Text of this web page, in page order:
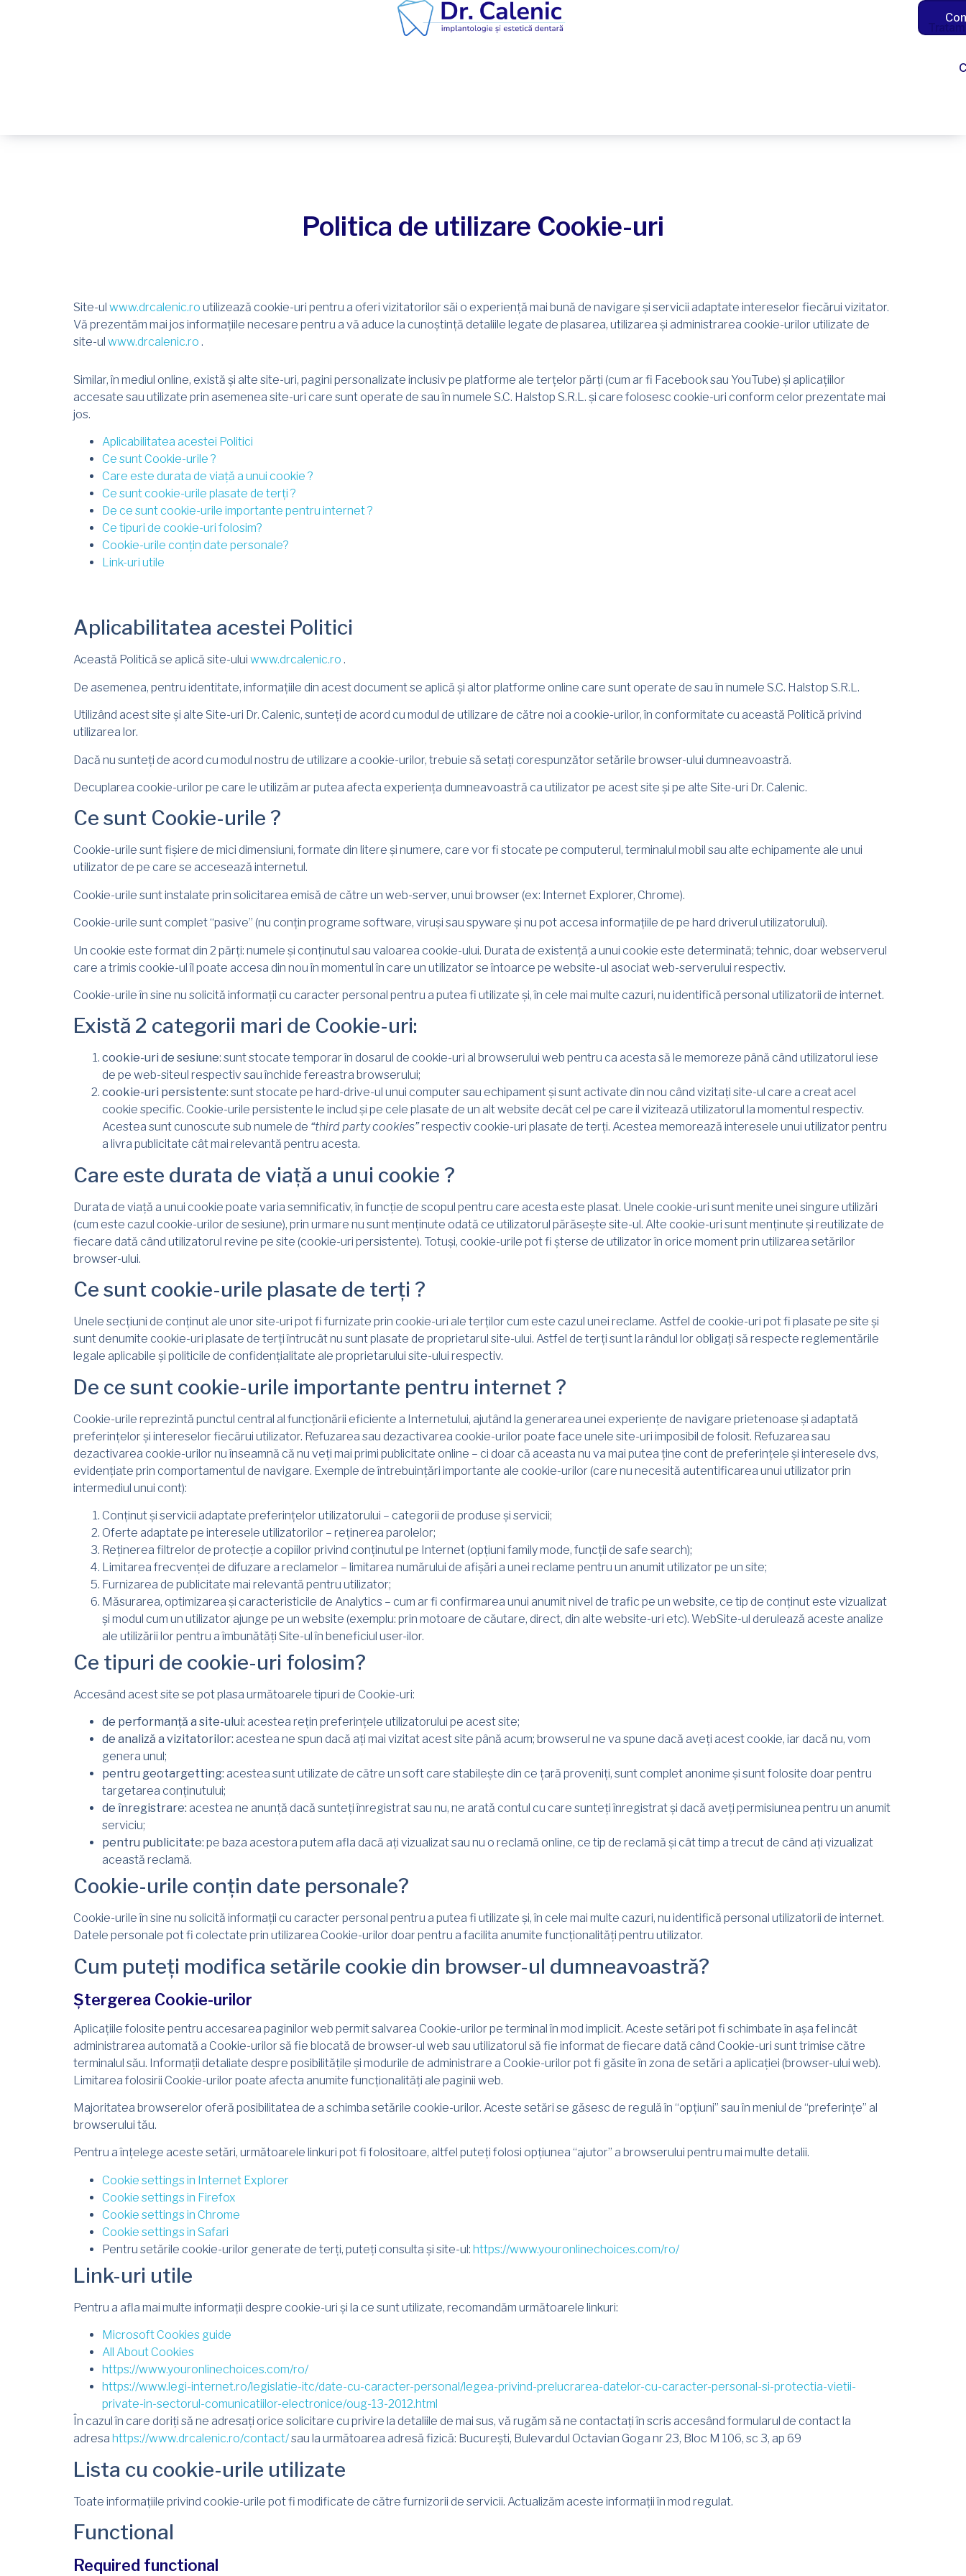
Politica de utilizare Cookie-uri
Site-ul www.drcalenic.ro utilizează cookie-uri pentru a oferi vizitatorilor săi o experiență mai bună de navigare și servicii adaptate intereselor fiecărui vizitator.
Vă prezentăm mai jos informațiile necesare pentru a vă aduce la cunoștință detaliile legate de plasarea, utilizarea și administrarea cookie-urilor utilizate de
site-ul www.drcalenic.ro .
Similar, în mediul online, există și alte site-uri, pagini personalizate inclusiv pe platforme ale terțelor părți (cum ar fi Facebook sau YouTube) și aplicațiilor
accesate sau utilizate prin asemenea site-uri care sunt operate de sau în numele S.C. Halstop S.R.L. și care folosesc cookie-uri conform celor prezentate mai
jos.
Aplicabilitatea acestei Politici
Ce sunt Cookie-urile ?
Care este durata de viață a unui cookie ?
Ce sunt cookie-urile plasate de terți ?
De ce sunt cookie-urile importante pentru internet ?
Ce tipuri de cookie-uri folosim?
Cookie-urile conțin date personale?
Link-uri utile
Aplicabilitatea acestei Politici
Această Politică se aplică site-ului www.drcalenic.ro .
De asemenea, pentru identitate, informațiile din acest document se aplică și altor platforme online care sunt operate de sau în numele S.C. Halstop S.R.L.
Utilizând acest site și alte Site-uri Dr. Calenic, sunteți de acord cu modul de utilizare de către noi a cookie-urilor, în conformitate cu această Politică privind
utilizarea lor.
Dacă nu sunteți de acord cu modul nostru de utilizare a cookie-urilor, trebuie să setați corespunzător setările browser-ului dumneavoastră.
Decuplarea cookie-urilor pe care le utilizăm ar putea afecta experiența dumneavoastră ca utilizator pe acest site și pe alte Site-uri Dr. Calenic.
Ce sunt Cookie-urile ?
Cookie-urile sunt fișiere de mici dimensiuni, formate din litere și numere, care vor fi stocate pe computerul, terminalul mobil sau alte echipamente ale unui
utilizator de pe care se accesează internetul.
Cookie-urile sunt instalate prin solicitarea emisă de către un web-server, unui browser (ex: Internet Explorer, Chrome).
Cookie-urile sunt complet “pasive” (nu conțin programe software, viruși sau spyware și nu pot accesa informațiile de pe hard driverul utilizatorului).
Un cookie este format din 2 părți: numele și conținutul sau valoarea cookie-ului. Durata de existență a unui cookie este determinată; tehnic, doar webserverul
care a trimis cookie-ul îl poate accesa din nou în momentul în care un utilizator se întoarce pe website-ul asociat web-serverului respectiv.
Cookie-urile în sine nu solicită informații cu caracter personal pentru a putea fi utilizate și, în cele mai multe cazuri, nu identifică personal utilizatorii de internet.
Există 2 categorii mari de Cookie-uri:
cookie-uri de sesiune: sunt stocate temporar în dosarul de cookie-uri al browserului web pentru ca acesta să le memoreze până când utilizatorul iese
de pe web-siteul respectiv sau închide fereastra browserului;
cookie-uri persistente: sunt stocate pe hard-drive-ul unui computer sau echipament și sunt activate din nou când vizitați site-ul care a creat acel
cookie specific. Cookie-urile persistente le includ și pe cele plasate de un alt website decât cel pe care il vizitează utilizatorul la momentul respectiv.
Acestea sunt cunoscute sub numele de “third party cookies”respectiv cookie-uri plasate de terți. Acestea memorează interesele unui utilizator pentru
a livra publicitate cât mai relevantă pentru acesta.
Care este durata de viață a unui cookie ?
Durata de viață a unui cookie poate varia semnificativ, în funcție de scopul pentru care acesta este plasat. Unele cookie-uri sunt menite unei singure utilizări
(cum este cazul cookie-urilor de sesiune), prin urmare nu sunt menținute odată ce utilizatorul părăsește site-ul. Alte cookie-uri sunt menținute și reutilizate de
fiecare dată când utilizatorul revine pe site (cookie-uri persistente). Totuși, cookie-urile pot fi șterse de utilizator în orice moment prin utilizarea setărilor
browser-ului.
Ce sunt cookie-urile plasate de terți ?
Unele secțiuni de conținut ale unor site-uri pot fi furnizate prin cookie-uri ale terților cum este cazul unei reclame. Astfel de cookie-uri pot fi plasate pe site și
sunt denumite cookie-uri plasate de terți întrucât nu sunt plasate de proprietarul site-ului. Astfel de terți sunt la rândul lor obligați să respecte reglementările
legale aplicabile și politicile de confidențialitate ale proprietarului site-ului respectiv.
De ce sunt cookie-urile importante pentru internet ?
Cookie-urile reprezintă punctul central al funcționării eficiente a Internetului, ajutând la generarea unei experiențe de navigare prietenoase și adaptată
preferințelor și intereselor fiecărui utilizator. Refuzarea sau dezactivarea cookie-urilor poate face unele site-uri imposibil de folosit. Refuzarea sau
dezactivarea cookie-urilor nu înseamnă că nu veți mai primi publicitate online – ci doar că aceasta nu va mai putea ține cont de preferințele și interesele dvs,
evidențiate prin comportamentul de navigare. Exemple de întrebuințări importante ale cookie-urilor (care nu necesită autentificarea unui utilizator prin
intermediul unui cont):
Conținut și servicii adaptate preferințelor utilizatorului – categorii de produse și servicii;
Oferte adaptate pe interesele utilizatorilor – reținerea parolelor;
Reținerea filtrelor de protecție a copiilor privind conținutul pe Internet (opțiuni family mode, funcții de safe search);
Limitarea frecvenței de difuzare a reclamelor – limitarea numărului de afișări a unei reclame pentru un anumit utilizator pe un site;
Furnizarea de publicitate mai relevantă pentru utilizator;
Măsurarea, optimizarea și caracteristicile de Analytics – cum ar fi confirmarea unui anumit nivel de trafic pe un website, ce tip de conținut este vizualizat
și modul cum un utilizator ajunge pe un website (exemplu: prin motoare de căutare, direct, din alte website-uri etc). WebSite-ul derulează aceste analize
ale utilizării lor pentru a îmbunătăți Site-ul în beneficiul user-ilor.
Ce tipuri de cookie-uri folosim?
Accesând acest site se pot plasa următoarele tipuri de Cookie-uri:
de performanță a site-ului: acestea rețin preferințele utilizatorului pe acest site;
de analiză a vizitatorilor: acestea ne spun dacă ați mai vizitat acest site până acum; browserul ne va spune dacă aveți acest cookie, iar dacă nu, vom
genera unul;
pentru geotargetting: acestea sunt utilizate de către un soft care stabilește din ce țară proveniți, sunt complet anonime și sunt folosite doar pentru
targetarea conținutului;
de înregistrare: acestea ne anunță dacă sunteți înregistrat sau nu, ne arată contul cu care sunteți înregistrat și dacă aveți permisiunea pentru un anumit
serviciu;
pentru publicitate: pe baza acestora putem afla dacă ați vizualizat sau nu o reclamă online, ce tip de reclamă și cât timp a trecut de când ați vizualizat
această reclamă.
Cookie-urile conțin date personale?
Cookie-urile în sine nu solicită informații cu caracter personal pentru a putea fi utilizate și, în cele mai multe cazuri, nu identifică personal utilizatorii de internet.
Datele personale pot fi colectate prin utilizarea Cookie-urilor doar pentru a facilita anumite funcționalități pentru utilizator.
Cum puteți modifica setările cookie din browser-ul dumneavoastră?
Ștergerea Cookie-urilor
Aplicațiile folosite pentru accesarea paginilor web permit salvarea Cookie-urilor pe terminal în mod implicit. Aceste setări pot fi schimbate în așa fel incât
administrarea automată a Cookie-urilor să fie blocată de browser-ul web sau utilizatorul să fie informat de fiecare dată când Cookie-uri sunt trimise către
terminalul său. Informații detaliate despre posibilitățile și modurile de administrare a Cookie-urilor pot fi găsite în zona de setări a aplicației (browser-ului web).
Limitarea folosirii Cookie-urilor poate afecta anumite funcționalități ale paginii web.
Majoritatea browserelor oferă posibilitatea de a schimba setările cookie-urilor. Aceste setări se găsesc de regulă în “opțiuni” sau în meniul de “preferințe” al
browserului tău.
Pentru a înțelege aceste setări, următoarele linkuri pot fi folositoare, altfel puteți folosi opțiunea “ajutor” a browserului pentru mai multe detalii.
Cookie settings in Internet Explorer
Cookie settings in Firefox
Cookie settings in Chrome
Cookie settings in Safari
Pentru setările cookie-urilor generate de terți, puteți consulta și site-ul: https://www.youronlinechoices.com/ro/
Link-uri utile
Pentru a afla mai multe informații despre cookie-uri și la ce sunt utilizate, recomandăm următoarele linkuri:
Microsoft Cookies guide
All About Cookies
https://www.youronlinechoices.com/ro/
https://www.legi-internet.ro/legislatie-itc/date-cu-caracter-personal/legea-privind-prelucrarea-datelor-cu-caracter-personal-si-protectia-vietii-
private-in-sectorul-comunicatiilor-electronice/oug-13-2012.html
În cazul în care doriți să ne adresați orice solicitare cu privire la detaliile de mai sus, vă rugăm să ne contactați în scris accesând formularul de contact la
adresa https://www.drcalenic.ro/contact/sau la următoarea adresă fizică: București, Bulevardul Octavian Goga nr 23, Bloc M 106, sc 3, ap 69
Lista cu cookie-urile utilizate
Toate informațiile privind cookie-urile pot fi modificate de către furnizorii de servicii. Actualizăm aceste informații în mod regulat.
Functional
Required functional